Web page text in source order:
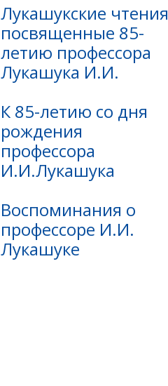
Лукашукские чтения
посвященные 85-
летию профессора
Лукашука И.И.
К 85-летию со дня
рождения
профессора
И.И.Лукашука
Воспоминания о
профессоре И.И.
Лукашуке